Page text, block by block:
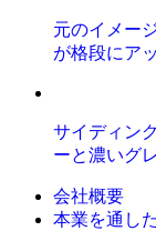
元のイメー
が格段にア
サイディン
ーと濃いグ
会社概要
本業を通し